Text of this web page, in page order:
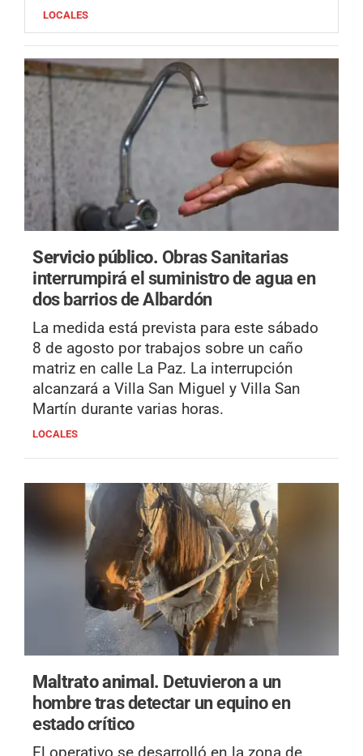
LOCALES
Servicio público. Obras Sanitarias
interrumpirá el suministro de agua en
dos barrios de Albardón
La medida está prevista para este sábado
8 de agosto por trabajos sobre un caño
matriz en calle La Paz. La interrupción
alcanzará a Villa San Miguel y Villa San
Martín durante varias horas.
LOCALES
Maltrato animal. Detuvieron a un
hombre tras detectar un equino en
estado crítico